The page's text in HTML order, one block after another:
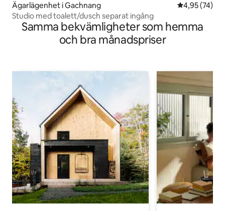
Ägarlägenhet i Gachnang 4,95 av 5 i
4,95 (74)
Studio med toalett/dusch separat ingång
Samma bekvämligheter som hemma
och bra månadspriser